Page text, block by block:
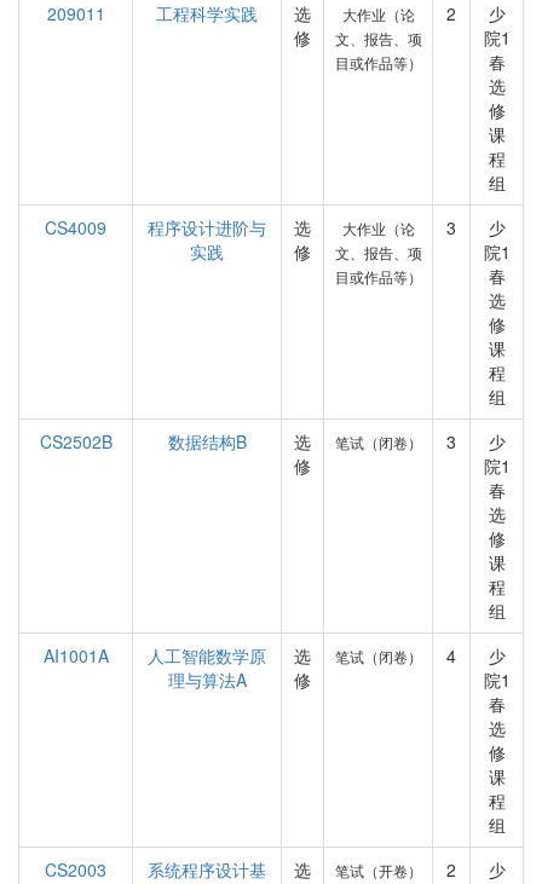
209011
工程科学实践
选
修
大作业（论
文、报告、项
目或作品等）
2
少
院1
春
选
修
课
程
组
CS4009
程序设计进阶与
实践
选
修
大作业（论
文、报告、项
目或作品等）
3
少
院1
春
选
修
课
程
组
CS2502B
数据结构B
选
修
笔试（闭卷） 3
少
院1
春
选
修
课
程
组
AI1001A
人工智能数学原
理与算法A
选
修
笔试（闭卷） 4
少
院1
春
选
修
课
程
组
CS2003
系统程序设计基
选
笔试（开卷） 2
少